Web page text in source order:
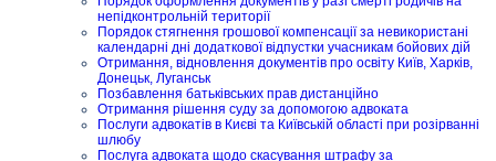
непідконтрольній території
Порядок стягнення грошової компенсації за невикористані
календарні дні додаткової відпустки учасникам бойових дій
Отримання, відновлення документів про освіту Київ, Харків,
Донецьк, Луганськ
Позбавлення батьківських прав дистанційно
Отримання рішення суду за допомогою адвоката
Послуги адвокатів в Києві та Київській області при розірванні
шлюбу
Послуга адвоката щодо скасування штрафу за